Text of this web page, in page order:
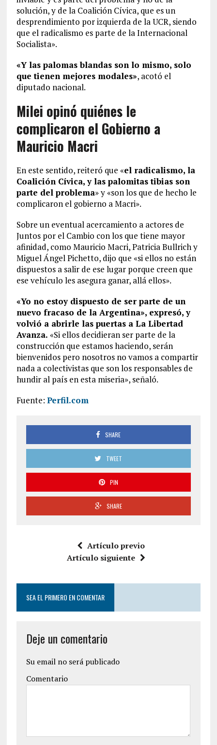
solución, y de la Coalición Cívica, que es un
desprendimiento por izquierda de la UCR, siendo
que el radicalismo es parte de la Internacional
Socialista».
«Y las palomas blandas son lo mismo, solo
que tienen mejores modales», acotó el
diputado nacional.
Milei opinó quiénes le
complicaron el Gobierno a
Mauricio Macri
En este sentido, reiteró que «el radicalismo, la
Coalición Cívica, y las palomitas tibias son
parte del problema» y «son los que de hecho le
complicaron el gobierno a Macri».
Sobre un eventual acercamiento a actores de
Juntos por el Cambio con los que tiene mayor
afinidad, como Mauricio Macri, Patricia Bullrich y
Miguel Ángel Pichetto, dijo que «si ellos no están
dispuestos a salir de ese lugar porque creen que
ese vehículo les asegura ganar, allá ellos».
«Yo no estoy dispuesto de ser parte de un
nuevo fracaso de la Argentina», expresó, y
volvió a abrirle las puertas a La Libertad
Avanza. «Si ellos decidieran ser parte de la
construcción que estamos haciendo, serán
bienvenidos pero nosotros no vamos a compartir
nada a colectivistas que son los responsables de
hundir al país en esta miseria», señaló.
Fuente: Perfil.com
SHARE
TWEET
PIN
SHARE
Artículo previo
Artículo siguiente
SEA EL PRIMERO EN COMENTAR
Deje un comentario
Su email no será publicado
Comentario